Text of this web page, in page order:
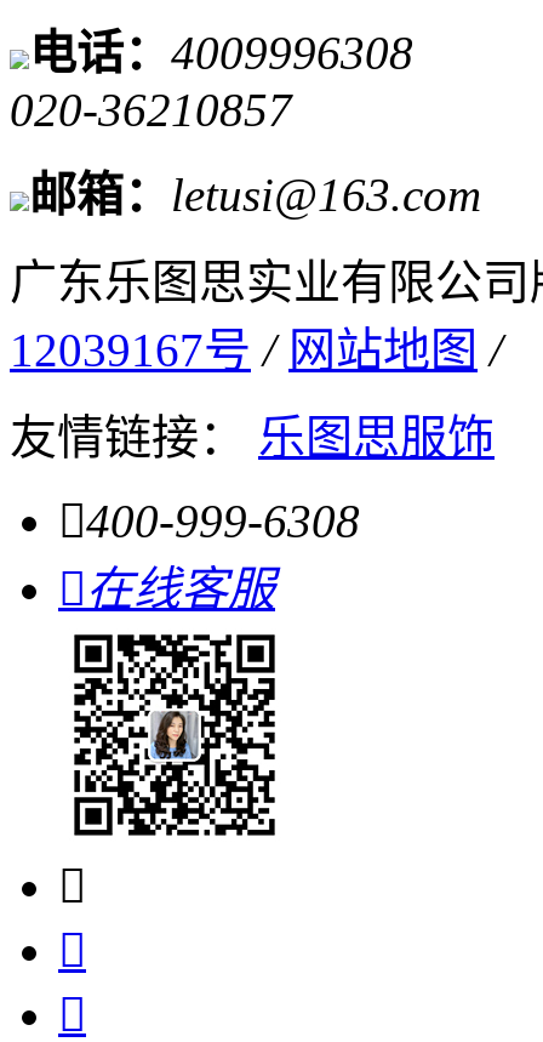
电话： 4009996308
020-36210857
邮箱： letusi@163.com
广东乐图思实业有限公
12039167号 / 网站地图 /
友情链接： 乐图思服饰
400-999-6308
在线客服


